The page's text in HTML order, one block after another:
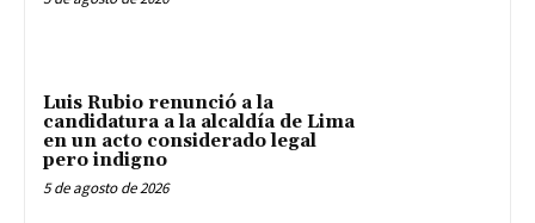
Luis Rubio renunció a la
candidatura a la alcaldía de Lima
en un acto considerado legal
pero indigno
5 de agosto de 2026